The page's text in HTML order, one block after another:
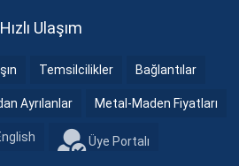
Hızlı Ulaşım
Temsilcilikler Bağlantılar
Ayrılanlar Metal-Maden Fiyatları
Üye Portalı